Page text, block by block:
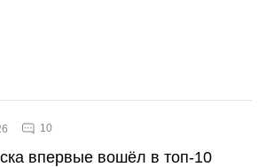
10
впервые вошёл в топ-10